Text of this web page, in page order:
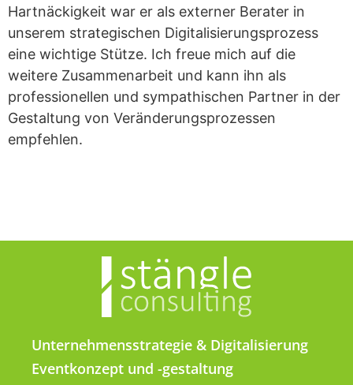
Hartnäckigkeit war er als externer Berater in
unserem strategischen Digitalisierungsprozess
eine wichtige Stütze. Ich freue mich auf die
weitere Zusammenarbeit und kann ihn als
professionellen und sympathischen Partner in der
Gestaltung von Veränderungsprozessen
empfehlen.
Unternehmensstrategie & Digitalisierung
Eventkonzept und -gestaltung